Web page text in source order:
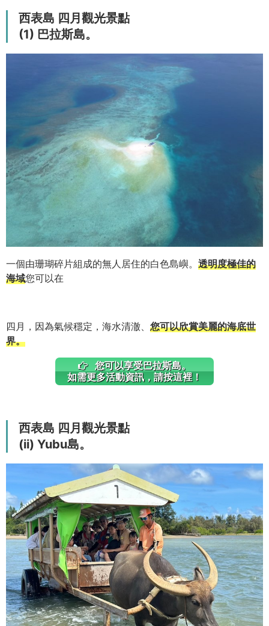
西表島 四月觀光景點
(1) 巴拉斯島。
一個由珊瑚碎片組成的無人居住的白色島嶼。 透明度極佳的
海域您可以在
四月，因為氣候穩定，海水清澈、 您可以欣賞美麗的海底世
界。
您可以享受巴拉斯島。
如需更多活動資訊，請按這裡！
西表島 四月觀光景點
(ii) Yubu島。